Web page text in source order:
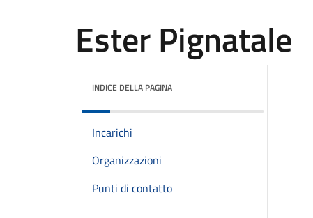
Ester Pignatale
INDICE DELLA PAGINA
Incarichi
Organizzazioni
Punti di contatto